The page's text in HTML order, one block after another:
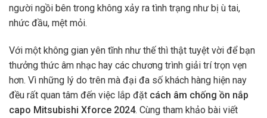
người ngồi bên trong không xảy ra tình trạng như bị ù tai,
nhức đầu, mệt mỏi.
Với một không gian yên tĩnh như thế thì thật tuyệt vời để bạn
thưởng thức âm nhạc hay các chương trình giải trí trọn vẹn
hơn. Vì những lý do trên mà đại đa số khách hàng hiện nay
đều rất quan tâm đến việc lắp đặt cách âm chống ồn nắp
capo Mitsubishi Xforce 2024. Cùng tham khảo bài viết